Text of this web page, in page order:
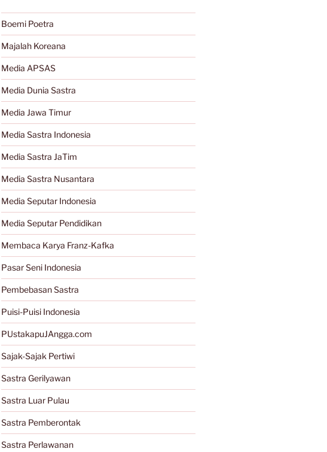
Boemi Poetra
Majalah Koreana
Media APSAS
Media Dunia Sastra
Media Jawa Timur
Media Sastra Indonesia
Media Sastra JaTim
Media Sastra Nusantara
Media Seputar Indonesia
Media Seputar Pendidikan
Membaca Karya Franz-Kafka
Pasar Seni Indonesia
Pembebasan Sastra
Puisi-Puisi Indonesia
PUstakapuJAngga.com
Sajak-Sajak Pertiwi
Sastra Gerilyawan
Sastra Luar Pulau
Sastra Pemberontak
Sastra Perlawanan